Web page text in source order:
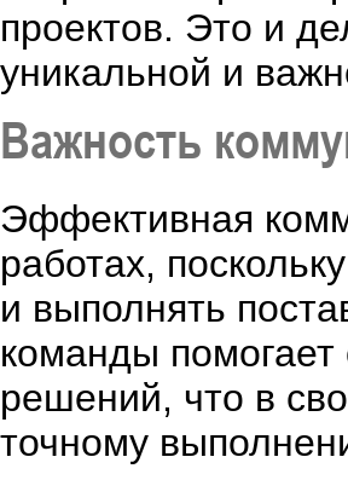
проектов. Это и
уникальной и
Важность
Эффективная
работах,
и выполнять
команды помогает
решений, что в
точному